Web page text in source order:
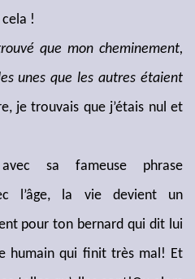
!
que mon cheminement,
unes que les autres étaient
je trouvais que j’étais nul et
sa fameuse phrase
l’âge, la vie devient un
pour ton bernard qui dit lui
humain qui finit très mal! Et